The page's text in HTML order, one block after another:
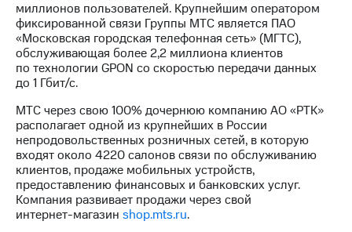
акционерам
Документы
ПАО
"МТС"
Собрания
акционеров
Личный
кабинет
акционера
Акционерный
капитал
Контроль
и
аудит
миллионов пользователей. Крупнейшим оператором
фиксированной связи Группы МТС является ПАО
«Московская городская телефонная сеть» (МГТС),
обслуживающая более 2,2 миллиона клиентов
по технологии GPON со скоростью передачи данных
до 1 Гбит/с.
МТС через свою 100% дочернюю компанию АО «РТК»
располагает одной из крупнейших в России
непродовольственных розничных сетей, в которую
входят около 4220 салонов связи по обслуживанию
клиентов, продаже мобильных устройств,
предоставлению финансовых и банковских услуг.
Компания развивает продажи через свой
интернет-магазин shop.mts.ru.